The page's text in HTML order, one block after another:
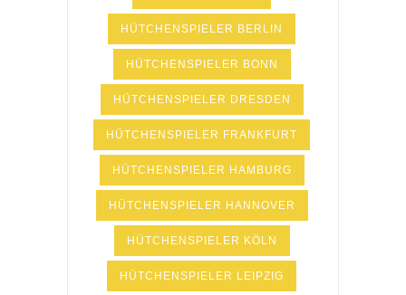
HÜTCHENSPIELER BERLIN
HÜTCHENSPIELER BONN
HÜTCHENSPIELER DRESDEN
HÜTCHENSPIELER FRANKFURT
HÜTCHENSPIELER HAMBURG
HÜTCHENSPIELER HANNOVER
HÜTCHENSPIELER KÖLN
HÜTCHENSPIELER LEIPZIG